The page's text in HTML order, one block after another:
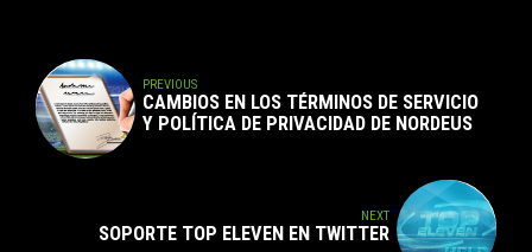
PREVIOUS
CAMBIOS EN LOS TÉRMINOS DE SERVICIO
Y POLÍTICA DE PRIVACIDAD DE NORDEUS
NEXT
SOPORTE TOP ELEVEN EN TWITTER